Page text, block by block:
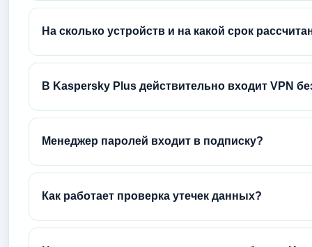
На сколько устройств и на какой срок
В Kaspersky Plus действительно входит VPN
Менеджер паролей входит в подписку?
Как работает проверка утечек данных?